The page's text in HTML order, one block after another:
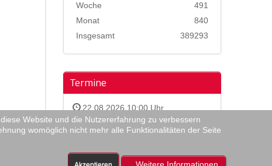
Woche
491
Monat
840
Insgesamt
389293
Termine
22.08.2026 10:00 Uhr
Neuwahl des Vereinsvorstands
Website und die Nutzererfahrung zu verbessern
womöglich nicht mehr alle Funktionalitäten der Seite
Weitere Informationen